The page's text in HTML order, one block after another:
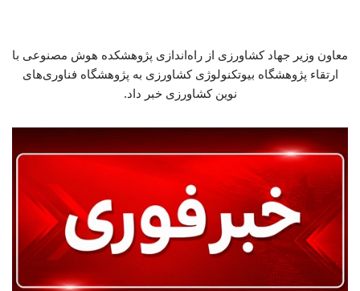
معاون وزیر جهاد کشاورزی از راه‌اندازی پژوهشکده هوش مصنوعی با
ارتقاء پژوهشگاه بیوتکنولوژی کشاورزی به پژوهشگاه فناوری‌های
نوین کشاورزی خبر داد.